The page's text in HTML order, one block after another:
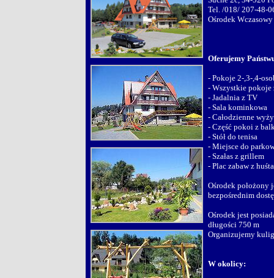
Tel. /018/ 207-48-
Ośrodek Wczasowy
Oferujemy
- Pokoje 2-,3-,4-
- Wszystkie pokoje
- Jadalnia z TV
- Sala kominkowa
- Całodzienne
- Część pokoi z
- Stół do tenisa
- Miejsce do
- Szałas z grillem
- Plac zabaw z
Ośrodek położony
bezpośrednim
Ośrodek jest
długości 750 m
Organizujemy
W okolicy: